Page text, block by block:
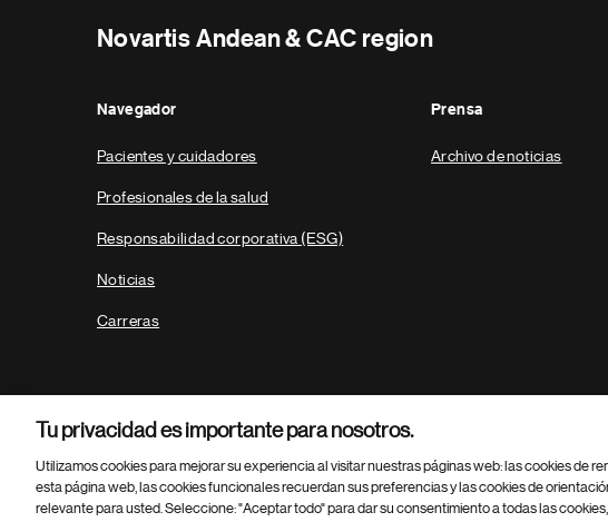
Novartis Andean & CAC region
Navegador
Pacientes y cuidadores
Profesionales de la salud
Responsabilidad corporativa (ESG)
Noticias
Carreras
Prensa
Archivo de noticias
Parte
© 2026 Novartis AG
Tu privacidad es importante para nosotros.
Utilizamos cookies para mejorar su experiencia al visitar nuestras páginas web: las cookies de
esta página web, las cookies funcionales recuerdan sus preferencias y las cookies de
relevante para usted. Seleccione: "Aceptar todo" para dar su consentimiento a todas las